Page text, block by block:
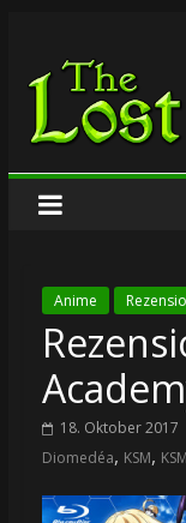
springen
The
Lost
Anime
18. Oktober 2017
Diomedéa, KSM,